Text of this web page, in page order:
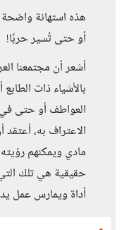
هذه استهانة واضحة
أو حتى تُسير حربًا!
أشعر أن مجتمعنا
بالأشياء ذات
العواطف أو حتى
الاعتراف به،
مادي ويمكنهم
حقيقية هي تلك
أداة ويمارس عمل